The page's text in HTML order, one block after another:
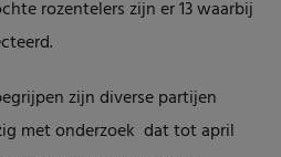
rozentelers zijn er 13 waarbij
zijn diverse partijen
met onderzoek dat tot april